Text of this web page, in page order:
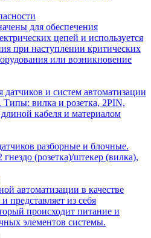
для обеспечения
цепей и используется
при наступлении критических
или возникновение
и систем автоматизации
вилка и розетка, 2PIN,
кабеля и материалом
разборные и блочные.
(розетка)/штекер (вилка),
автоматизации в качестве
представляет из себя
происходит питание и
элементов системы.